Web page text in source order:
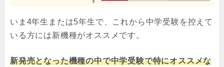
いま4年生または5年生で、これから中学受験を控えて
いる方には新機種がオススメです。
新発売となった機種の中で中学受験で特にオススメな